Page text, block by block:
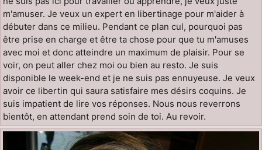
m'amuser. Je veux un expert en libertinage pour m'aider à
débuter dans ce milieu. Pendant ce plan cul, pourquoi pas
être prise en charge et être ta chose pour que tu m'amuses
avec moi et donc atteindre un maximum de plaisir. Pour se
voir, on peut aller chez moi ou bien au resto. Je suis
disponible le week-end et je ne suis pas ennuyeuse. Je veux
avoir ce libertin qui saura satisfaire mes désirs coquins. Je
suis impatient de lire vos réponses. Nous nous reverrons
bientôt, en attendant prend soin de toi. Au revoir.